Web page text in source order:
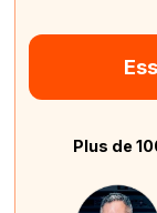
Plus de